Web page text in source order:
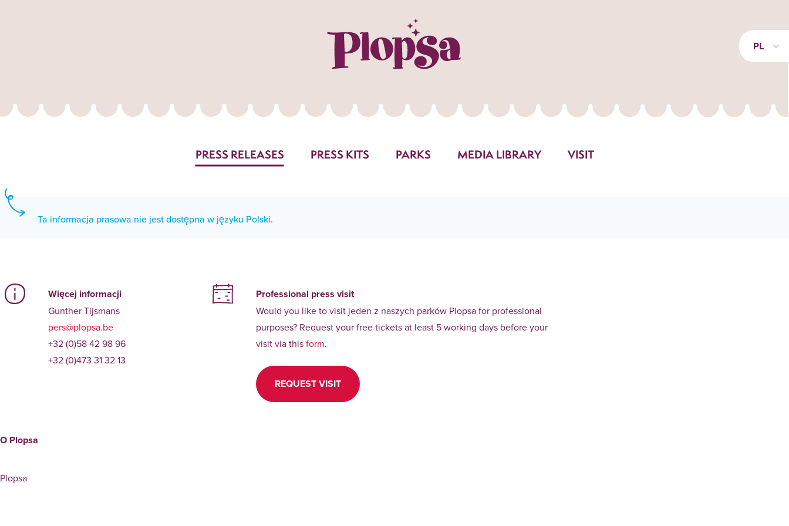
PL
PRESS RELEASES PRESS KITS PARKS MEDIA LIBRARY VISIT
Ta informacja prasowa nie jest dostępna w języku Polski.
Więcej informacji
Gunther Tijsmans
pers@plopsa.be
+32 (0)58 42 98 96
+32 (0)473 31 32 13
Professional press visit
Would you like to visit jeden z naszych parków Plopsa for professional
purposes? Request your free tickets at least 5 working days before your
visit via thisform.
REQUEST VISIT
O Plopsa
Plopsa